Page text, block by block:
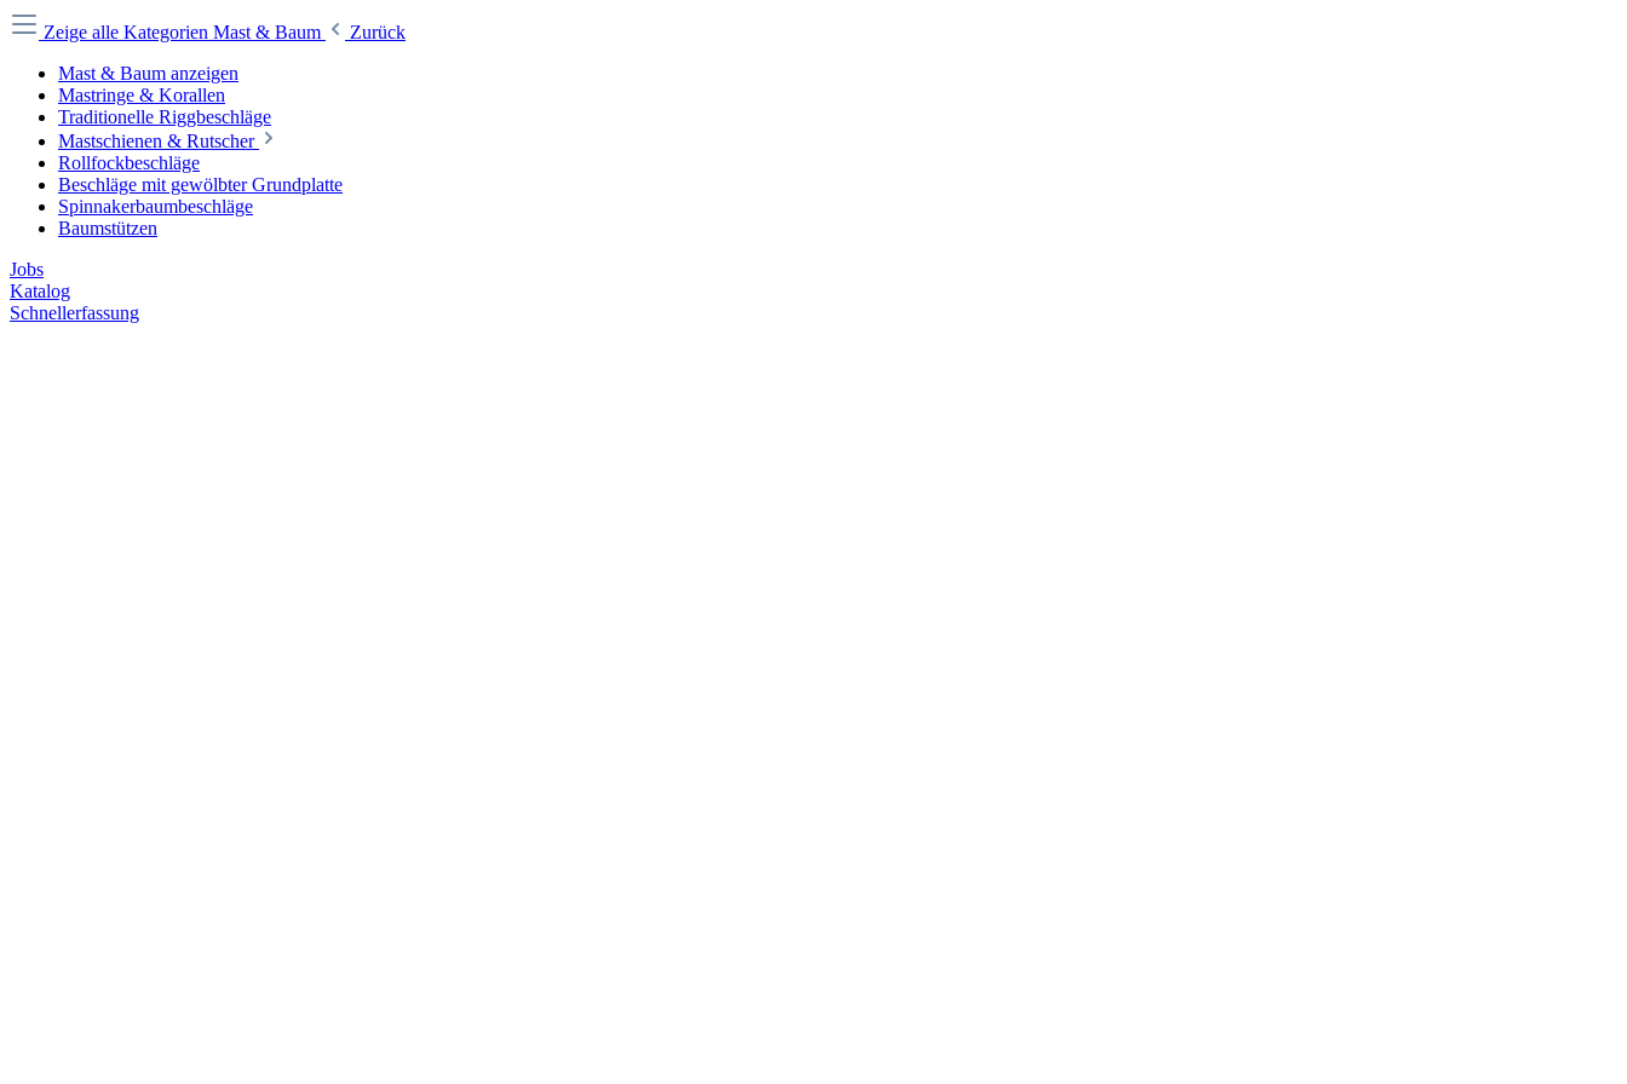
Zeige alle Kategorien Mast & Baum
Zurück
Mast & Baum anzeigen
Mastringe & Korallen
Traditionelle Riggbeschläge
Mastschienen & Rutscher
Rollfockbeschläge
Beschläge mit gewölbter Grundplatte
Spinnakerbaumbeschläge
Baumstützen
Jobs
Katalog
Schnellerfassung